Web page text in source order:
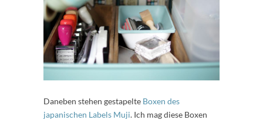
Daneben stehen gestapelte Boxen des
japanischen Labels Muji. Ich mag diese Boxen